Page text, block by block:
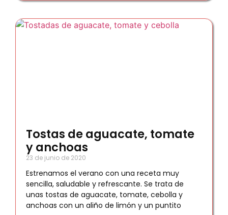
Tostas de aguacate, tomate
y anchoas
23 de junio de 2020
Estrenamos el verano con una receta muy
sencilla, saludable y refrescante. Se trata de
unas tostas de aguacate, tomate, cebolla y
anchoas con un aliño de limón y un puntito